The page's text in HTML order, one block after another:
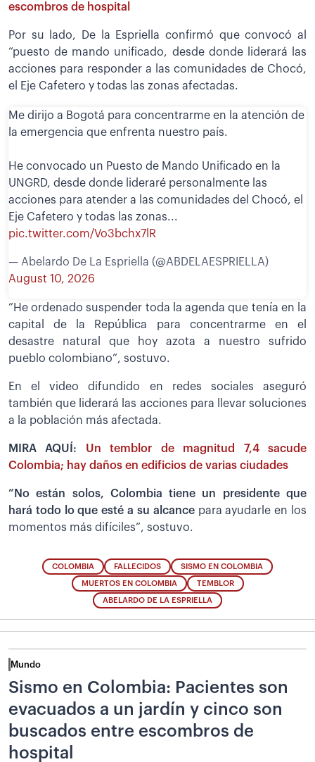
escombros de hospital
Por su lado, De la Espriella confirmó que convocó al
“puesto de mando unificado, desde donde liderará las
acciones para responder a las comunidades de Chocó,
el Eje Cafetero y todas las zonas afectadas.
Me dirijo a Bogotá para concentrarme en la atención de
la emergencia que enfrenta nuestro país.
He convocado un Puesto de Mando Unificado en la
UNGRD, desde donde lideraré personalmente las
acciones para atender a las comunidades del Chocó, el
Eje Cafetero y todas las zonas...
pic.twitter.com/Vo3bchx7lR
— Abelardo De La Espriella (@ABDELAESPRIELLA)
August 10, 2026
”He ordenado suspender toda la agenda que tenía en la
capital de la República para concentrarme en el
desastre natural que hoy azota a nuestro sufrido
pueblo colombiano”, sostuvo.
En el video difundido en redes sociales aseguró
también que liderará las acciones para llevar soluciones
a la población más afectada.
MIRA AQUÍ: Un temblor de magnitud 7,4 sacude
Colombia; hay daños en edificios de varias ciudades
”No están solos, Colombia tiene un presidente que
hará todo lo que esté a su alcancepara ayudarle en los
momentos más difíciles”, sostuvo.
COLOMBIA FALLECIDOS SISMO EN COLOMBIA
MUERTOS EN COLOMBIA TEMBLOR
ABELARDO DE LA ESPRIELLA
Mundo
Sismo en Colombia: Pacientes son
evacuados a un jardín y cinco son
buscados entre escombros de
hospital